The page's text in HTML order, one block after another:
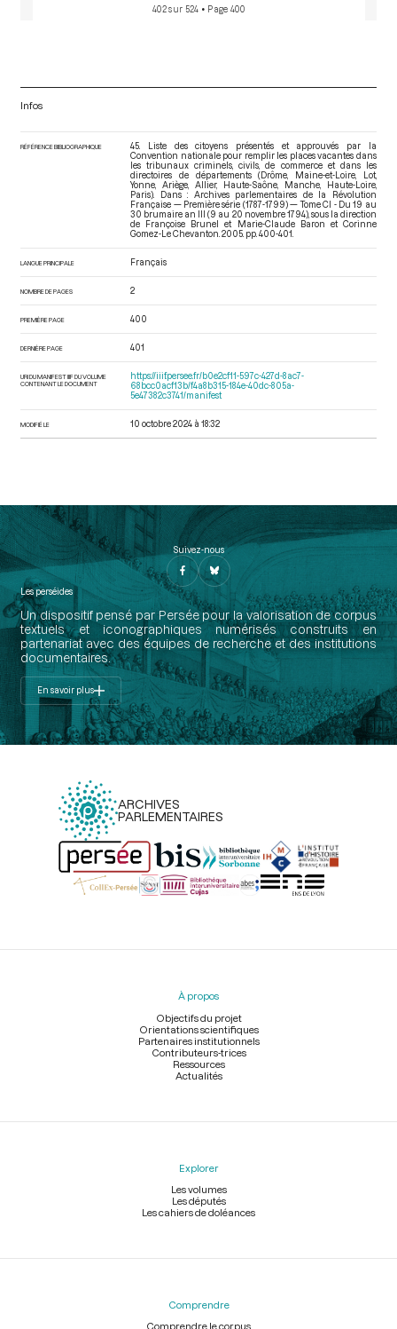
402 sur 524 • Page 400
Infos
RÉFÉRENCE BIBLIOGRAPHIQUE
45. Liste des citoyens présentés et approuvés par la
Convention nationale pour remplir les places vacantes dans
les tribunaux criminels, civils, de commerce et dans les
directoires de départements (Drôme, Maine-et-Loire, Lot,
Yonne, Ariège, Allier, Haute-Saône, Manche, Haute-Loire,
Paris). Dans : Archives parlementaires de la Révolution
Française — Première série (1787-1799) — Tome CI - Du 19 au
30 brumaire an III (9 au 20 novembre 1794), sous la direction
de Françoise Brunel et Marie-Claude Baron et Corinne
Gomez-Le Chevanton. 2005. pp. 400-401.
LANGUE PRINCIPALE Français
NOMBRE DE PAGES 2
PREMIÈRE PAGE 400
DERNIÈRE PAGE 401
URI DU MANIFEST IIIF DU VOLUME
CONTENANT LE DOCUMENT
https://iiif.persee.fr/b0e2cf11-597c-427d-8ac7-
68bcc0acf13b/f4a8b315-184e-40dc-805a-
5e47382c3741/manifest
MODIFIÉ LE 10 octobre 2024 à 18:32
Suivez-nous
Les perséides
Un dispositif pensé par Persée pour la valorisation de corpus
textuels et iconographiques numérisés construits en
partenariat avec des équipes de recherche et des institutions
documentaires.
En savoir plus
ARCHIVES
PARLEMENTAIRES
Menu
À propos
Objectifs du projet
Orientations scientifiques
Partenaires institutionnels
Contributeurs-trices
Ressources
Actualités
Explorer
Les volumes
Les députés
Les cahiers de doléances
Comprendre
Comprendre le corpus